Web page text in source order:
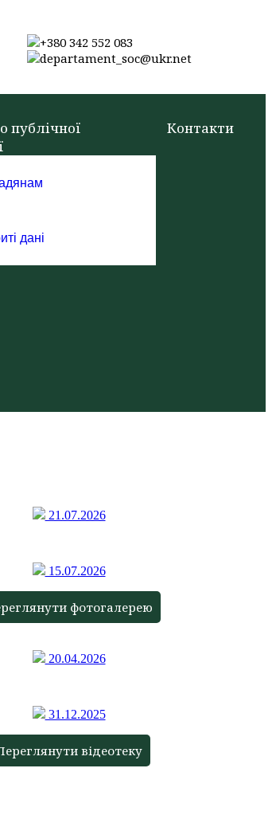
+380 342 552 083
departament_soc@ukr.net
публічної
дані
Контакти
21.07.2026
15.07.2026
фотогалерею
20.04.2026
31.12.2025
відеотеку